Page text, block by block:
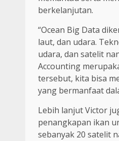
berkelanjutan.
“Ocean Big Data
laut, dan udara.
udara, dan satelit
Accounting
tersebut, kita bisa
yang bermanfaat
Lebih lanjut Victor
penangkapan ikan
sebanyak 20 satelit